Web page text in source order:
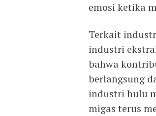
emosi ketika
Terkait
industri
bahwa
berlangsung
industri hulu
migas terus